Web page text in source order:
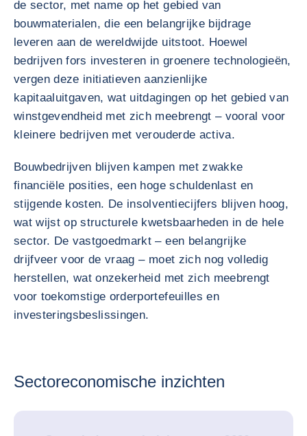
de sector, met name op het gebied van
bouwmaterialen, die een belangrijke bijdrage
leveren aan de wereldwijde uitstoot. Hoewel
bedrijven fors investeren in groenere technologieën,
vergen deze initiatieven aanzienlijke
kapitaaluitgaven, wat uitdagingen op het gebied van
winstgevendheid met zich meebrengt – vooral voor
kleinere bedrijven met verouderde activa.
Bouwbedrijven blijven kampen met zwakke
financiële posities, een hoge schuldenlast en
stijgende kosten. De insolventiecijfers blijven hoog,
wat wijst op structurele kwetsbaarheden in de hele
sector. De vastgoedmarkt – een belangrijke
drijfveer voor de vraag – moet zich nog volledig
herstellen, wat onzekerheid met zich meebrengt
voor toekomstige orderportefeuilles en
investeringsbeslissingen.
Sectoreconomische inzichten